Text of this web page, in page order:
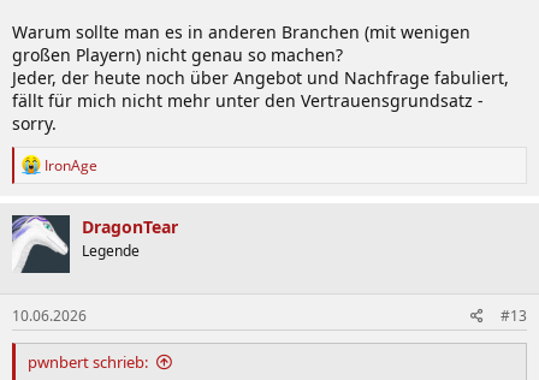
Warum sollte man es in anderen Branchen (mit wenigen
großen Playern) nicht genau so machen?
Jeder, der heute noch über Angebot und Nachfrage fabuliert,
fällt für mich nicht mehr unter den Vertrauensgrundsatz -
sorry.
R
k
t
o
n
e
n
:
IronAge
DragonTear
Legende
10.06.2026 #13
pwnbert schrieb: